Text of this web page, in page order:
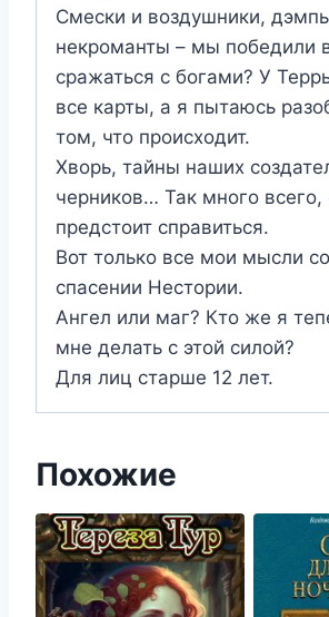
Смески и воздушники,
некроманты – мы победили
сражаться с богами? У
все карты, а я пытаюсь
том, что происходит.
Хворь, тайны наших
черников… Так много всего,
предстоит справиться.
Вот только все мои мысли
спасении Нестории.
Ангел или маг? Кто же я
мне делать с этой силой?
Для лиц старше 12 лет.
Похожие